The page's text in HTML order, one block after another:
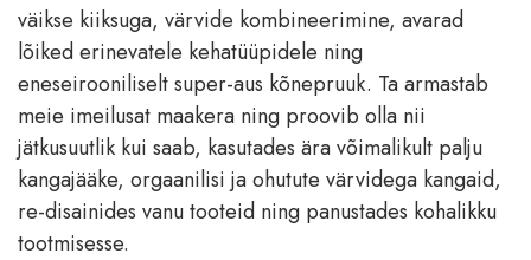
väikse kiiksuga, värvide kombineerimine, avarad
lõiked erinevatele kehatüüpidele ning
eneseirooniliselt super-aus kõnepruuk. Ta armastab
meie imeilusat maakera ning proovib olla nii
jätkusuutlik kui saab, kasutades ära võimalikult palju
kangajääke, orgaanilisi ja ohutute värvidega kangaid,
re-disainides vanu tooteid ning panustades kohalikku
tootmisesse.